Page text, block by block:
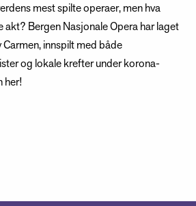
mest spilte operaer, men hva
akt? Bergen Nasjonale Opera har laget
Carmen, innspilt med både
og lokale krefter under korona-
her!